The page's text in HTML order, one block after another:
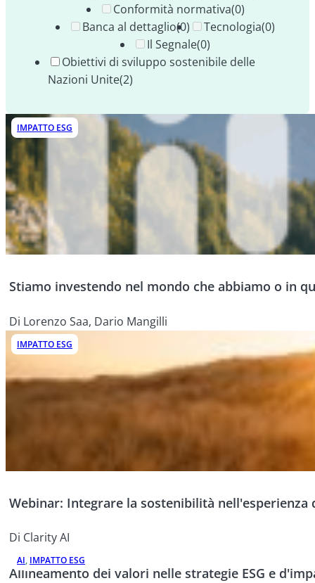
Conformità normativa(0)
Banca al dettaglio(0) Tecnologia(0)
Il Segnale(0)
Obiettivi di sviluppo sostenibile delle
Nazioni Unite(2)
IMPATTO ESG
Stiamo investendo nel mondo che abbiamo o in
Di Lorenzo Saa, Dario Mangilli
IMPATTO ESG
Webinar: Integrare la sostenibilità
Di Clarity AI
AI, IMPATTO ESG
Allineamento dei valori nelle strategie ESG e